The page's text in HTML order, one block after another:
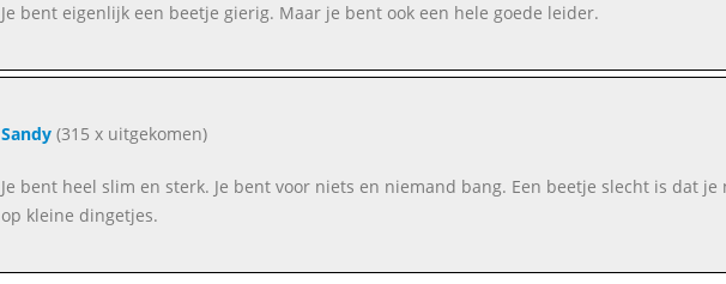
Je bent eigenlijk een beetje gierig. Maar je bent ook een hele goede leider.
Sandy(315 x uitgekomen)
Je bent heel slim en sterk. Je bent voor niets en niemand bang. Een beetje slecht is dat
op kleine dingetjes.